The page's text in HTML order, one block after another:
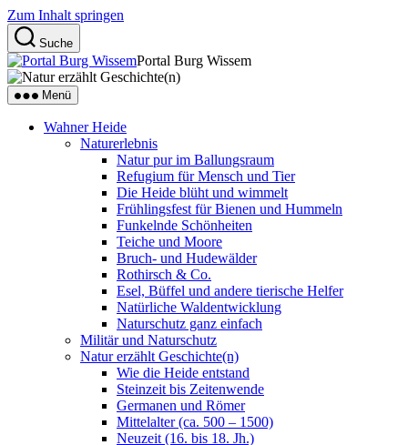
Zum Inhalt springen
Suche
Portal Burg Wissem
Menü
Wahner Heide
Naturerlebnis
Natur pur im Ballungsraum
Refugium für Mensch und Tier
Die Heide blüht und wimmelt
Frühlingsfest für Bienen und Hummeln
Funkelnde Schönheiten
Teiche und Moore
Bruch- und Hudewälder
Rothirsch & Co.
Esel, Büffel und andere tierische Helfer
Natürliche Waldentwicklung
Naturschutz ganz einfach
Militär und Naturschutz
Natur erzählt Geschichte(n)
Wie die Heide entstand
Steinzeit bis Zeitenwende
Germanen und Römer
Mittelalter (ca. 500 – 1500)
Neuzeit (16. bis 18. Jh.)